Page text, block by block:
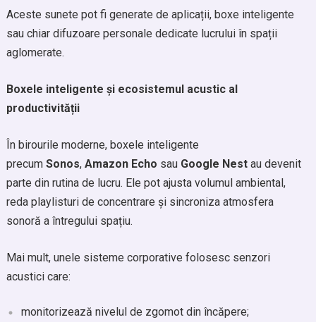
Aceste sunete pot fi generate de aplicații, boxe inteligente
sau chiar difuzoare personale dedicate lucrului în spații
aglomerate.
Boxele inteligente și ecosistemul acustic al
productivității
În birourile moderne, boxele inteligente
precum Sonos, Amazon Echo sau Google Nestau devenit
parte din rutina de lucru. Ele pot ajusta volumul ambiental,
reda playlisturi de concentrare și sincroniza atmosfera
sonoră a întregului spațiu.
Mai mult, unele sisteme corporative folosesc senzori
acustici care:
monitorizează nivelul de zgomot din încăpere;